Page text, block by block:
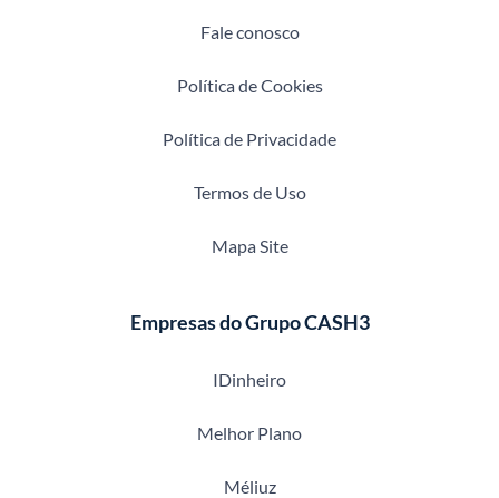
Fale conosco
Política de Cookies
Política de Privacidade
Termos de Uso
Mapa Site
Empresas do Grupo CASH3
IDinheiro
Melhor Plano
Méliuz